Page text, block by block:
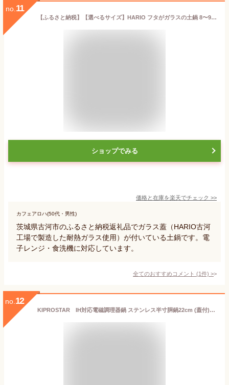
no. 11
【ふるさと納税】【選べるサイズ】HARIO フタがガラスの土鍋 8〜9号［GDN-225-B-W］［GDN-255-B-W］｜ハリオ 耐熱 ガラス キッチン 日用品 キッチン用品 日本製 おしゃれ かわいい 鍋 土鍋 熱湯可 電子レンジ可 オーブン可 ギフト 贈答 _BE16_BE17
ショップでみる
価格と在庫を楽天でチェック >>
カフェアロハ(50代・男性)
茨城県古河市のふるさと納税返礼品でガラス蓋（HARIO古河
工場で製造した耐熱ガラス使用）が付いている土鍋です。電
子レンジ・食洗機に対応しています。
全てのおすすめコメント (1件) >
no. 12
KIPROSTAR IH対応電磁調理器鍋 ステンレス半寸胴鍋22cm (蓋付)【ステンレス寸胴鍋】【ステンレス鍋】【IH対応】【業務用寸胴鍋】【両手鍋】【IH対応鍋】【IH寸胴鍋】【寸胴鍋】【業務用鍋】【業務用】【あす楽】